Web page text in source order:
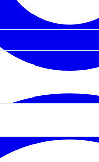
почта*